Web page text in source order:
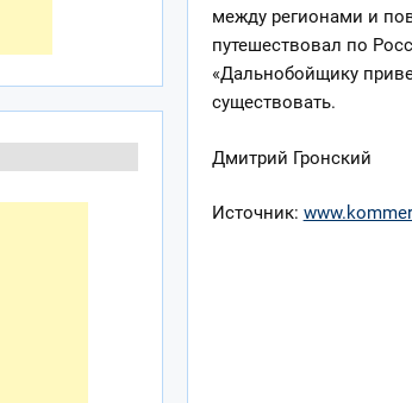
между регионами и
путешествовал по
«Дальнобойщику
существовать.
Дмитрий Гронский
Источник: